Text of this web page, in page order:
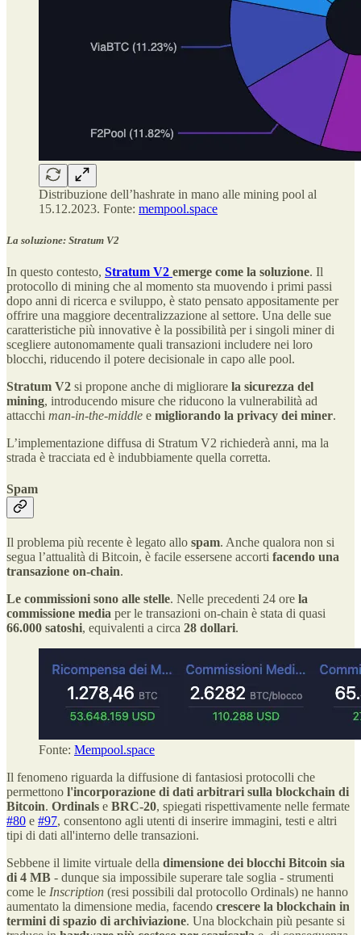
Distribuzione dell’hashrate in mano alle mining pool al
15.12.2023. Fonte: mempool.space
La soluzione: Stratum V2
In questo contesto, Stratum V2 emerge come la soluzione. Il
protocollo di mining che al momento sta muovendo i primi passi
dopo anni di ricerca e sviluppo, è stato pensato appositamente per
offrire una maggiore decentralizzazione al settore. Una delle sue
caratteristiche più innovative è la possibilità per i singoli miner di
scegliere autonomamente quali transazioni includere nei loro
blocchi, riducendo il potere decisionale in capo alle pool.
Stratum V2 si propone anche di migliorare la sicurezza del
mining, introducendo misure che riducono la vulnerabilità ad
attacchi man-in-the-middle e migliorando la privacy dei miner.
L’implementazione diffusa di Stratum V2 richiederà anni, ma la
strada è tracciata ed è indubbiamente quella corretta.
Spam
Il problema più recente è legato allo spam. Anche qualora non si
segua l’attualità di Bitcoin, è facile essersene accorti facendo una
transazione on-chain.
Le commissioni sono alle stelle. Nelle precedenti 24 ore la
commissione media per le transazioni on-chain è stata di quasi
66.000 satoshi, equivalenti a circa 28 dollari.
Fonte: Mempool.space
Il fenomeno riguarda la diffusione di fantasiosi protocolli che
permettono l'incorporazione di dati arbitrari sulla blockchain di
Bitcoin. Ordinals e BRC-20, spiegati rispettivamente nelle fermate
#80 e #97, consentono agli utenti di inserire immagini, testi e altri
tipi di dati all'interno delle transazioni.
Sebbene il limite virtuale della dimensione dei blocchi Bitcoin sia
di 4 MB - dunque sia impossibile superare tale soglia - strumenti
come le Inscription (resi possibili dal protocollo Ordinals) ne hanno
aumentato la dimensione media, facendo crescere la blockchain in
termini di spazio di archiviazione. Una blockchain più pesante si